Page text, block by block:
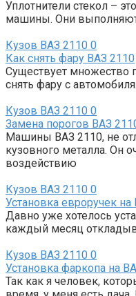
Уплотнители стекол –
машины. Они
Кузов ВАЗ 2110 0
Как снять фару ВАЗ 2110
Существует множество
снять фару с
Кузов ВАЗ 2110 0
Замена порогов ВАЗ
Машины ВАЗ 2110, не
кузовного металла. Он
воздействию
Кузов ВАЗ 2110 0
Установка евроручек на
Давно уже хотелось
каждый месяц
Кузов ВАЗ 2110 0
Установка фаркопа на
Так как я человек,